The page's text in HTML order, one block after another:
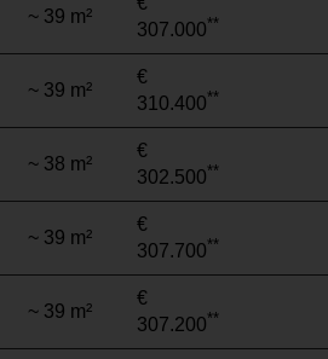
~ 39 m²
307.000**
~ 39 m²
€
310.400**
~ 38 m²
€
302.500**
~ 39 m²
€
307.700**
~ 39 m²
€
307.200**